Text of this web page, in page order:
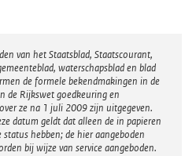
van het Staatsblad, Staatscourant,
waterschapsblad en blad
de formele bekendmakingen in de
de Rijkswet goedkeuring en
ze na 1 juli 2009 zijn uitgegeven.
datum geldt dat alleen de in papieren
hebben; de hier aangeboden
bij wijze van service aangeboden.